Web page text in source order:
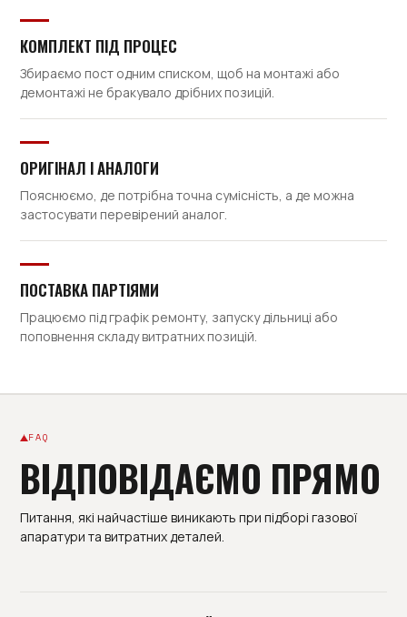
КОМПЛЕКТ ПІД ПРОЦЕС
Збираємо пост одним списком, щоб на монтажі або
демонтажі не бракувало дрібних позицій.
ОРИГІНАЛ І АНАЛОГИ
Пояснюємо, де потрібна точна сумісність, а де можна
застосувати перевірений аналог.
ПОСТАВКА ПАРТІЯМИ
Працюємо під графік ремонту, запуску дільниці або
поповнення складу витратних позицій.
FAQ
ВІДПОВІДАЄМО ПРЯМО
Питання, які найчастіше виникають при підборі газової
апаратури та витратних деталей.